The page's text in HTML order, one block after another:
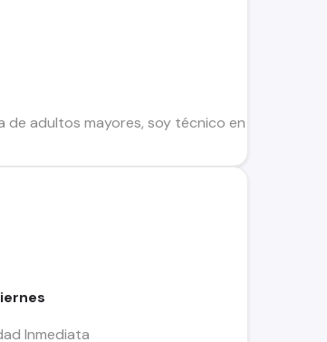
adultos mayores, soy técnico en
Inmediata